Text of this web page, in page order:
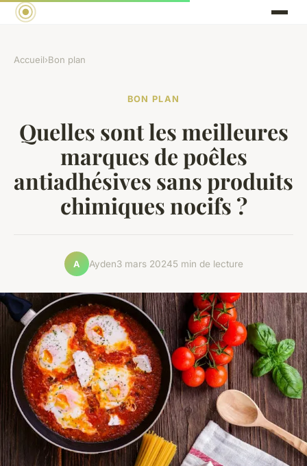
Accueil›Bon plan
BON PLAN
Quelles sont les meilleures
marques de poêles
antiadhésives sans produits
chimiques nocifs ?
A Ayden3 mars 20245 min de lecture